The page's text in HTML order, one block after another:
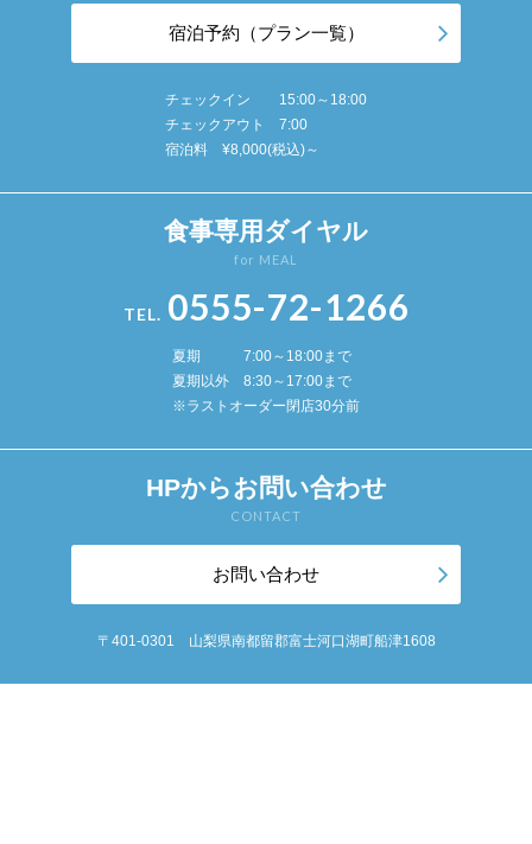
宿泊予約（プラン一覧）
チェックイン 15:00～18:00
チェックアウト 7:00
宿泊料 ¥8,000(税込)～
食事専用ダイヤル
for MEAL
TEL. 0555-72-1266
夏期 7:00～18:00まで
夏期以外 8:30～17:00まで
※ラストオーダー閉店30分前
HPからお問い合わせ
CONTACT
お問い合わせ
〒401-0301 山梨県南都留郡富士河口湖町船津1608